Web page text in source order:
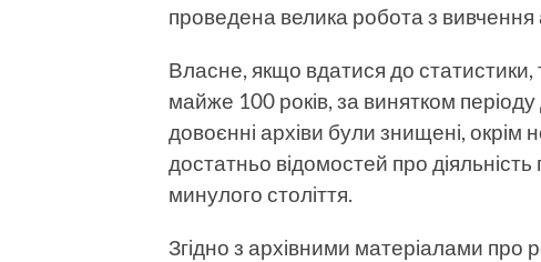
проведена велика робота з вивчення
Власне, якщо вдатися до статистики,
майже 100 років, за винятком періоду
довоєнні архіви були знищені,
достатньо відомостей про діяльність
минулого століття.
Згідно з архівними матеріалами про